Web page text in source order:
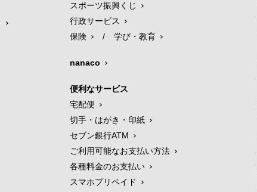
スポーツ振興くじ
行政サービス
保険
/ 学び・教育
nanaco
便利なサービス
宅配便
切手・はがき・印紙
セブン銀行ATM
ご利用可能なお支払い方法
各種料金のお支払い
スマホプリペイド